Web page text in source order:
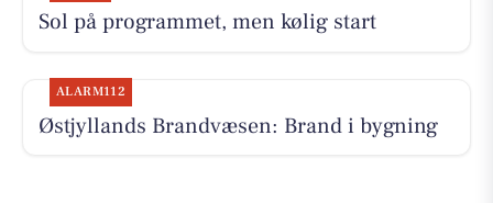
Sol på programmet, men kølig start
ALARM112
Østjyllands Brandvæsen: Brand i bygning